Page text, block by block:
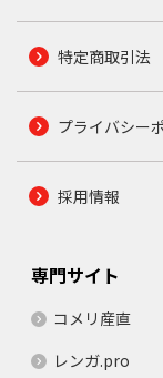
特定商取引法
プライバシー
採用情報
専門サイト
コメリ産直
レンガ.pro